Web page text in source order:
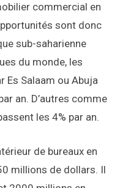
commercial en
sont donc
sub-saharienne
du monde, les
Es Salaam ou Abuja
an. D’autres comme
les 4% par an.
de bureaux en
millions de dollars. Il